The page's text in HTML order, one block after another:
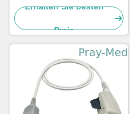
formte Pin D männliches
Erhalten Sie besten
Preis